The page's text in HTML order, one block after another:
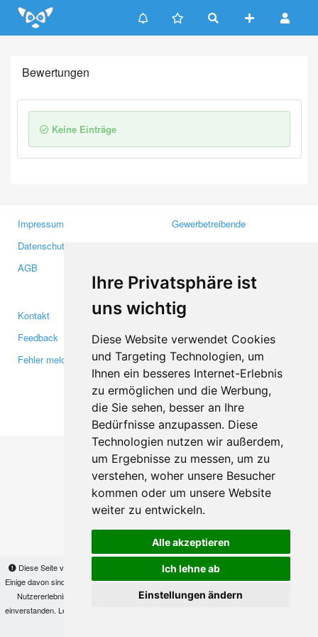
Ihre Privatsphäre ist
uns wichtig
Diese Website verwendet Cookies
und Targeting Technologien, um
Ihnen ein besseres Internet-Erlebnis
zu ermöglichen und die Werbung,
die Sie sehen, besser an Ihre
Bedürfnisse anzupassen. Diese
Technologien nutzen wir außerdem,
um Ergebnisse zu messen, um zu
verstehen, woher unsere Besucher
kommen oder um unsere Website
weiter zu entwickeln.
Alle akzeptieren
Ich lehne ab
Einstellungen ändern
Update cookies preferences
Diese Seite verwendet Cookies, um Informationen auf Ihrem Computer zu speichern.
Einige davon sind notwendig, damit unsere Seite funktioniert, andere helfen uns dabei, das
Nutzererlebnis zu verbessern. Mit der Nutzung dieser Seite erklären Sie sich damit
einverstanden. Lesen Sie unsere
Bewertungen
Keine Einträge
Impressum
Datenschutzerklärung
AGB
Gewerbetreibende
Medien
Kontakt
Feedback
Fehler melden
Facebook
Twitter
YouTube
Google+
Makis© Copyright 2026